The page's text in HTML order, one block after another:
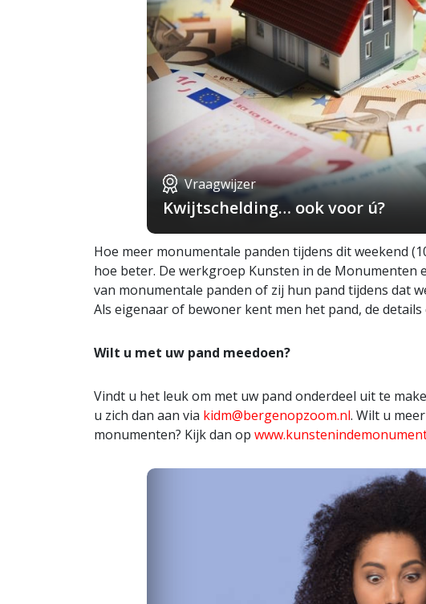
Vraagwijzer
Kwijtschelding… ook voor ú?
Hoe meer monumentale panden tijdens dit weekend
hoe beter. De werkgroep Kunsten in de Monumenten
van monumentale panden of zij hun pand tijdens dat
Als eigenaar of bewoner kent men het pand, de
Wilt u met uw pand meedoen?
Vindt u het leuk om met uw pand onderdeel uit te
u zich dan aan via kidm@bergenopzoom.nl. Wilt u
monumenten? Kijk dan op